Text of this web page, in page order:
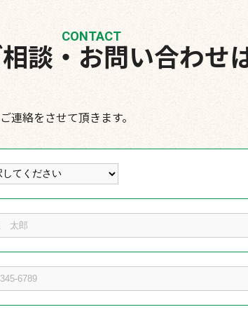
談・お問い合わせ
CONTACT
連絡をさせて頂きます。